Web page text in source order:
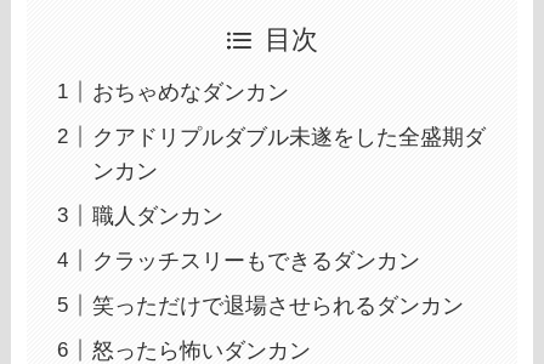
目次
おちゃめなダンカン
クアドリプルダブル未遂をした全盛期ダ
ンカン
職人ダンカン
クラッチスリーもできるダンカン
笑っただけで退場させられるダンカン
怒ったら怖いダンカン